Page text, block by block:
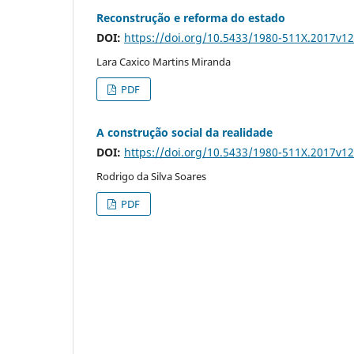
Reconstrução e reforma do estado
DOI: https://doi.org/10.5433/1980-
Lara Caxico Martins Miranda
PDF
A construção social da realidade
DOI: https://doi.org/10.5433/1980-
Rodrigo da Silva Soares
PDF